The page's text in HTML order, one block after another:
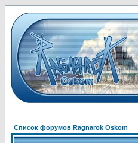
Список форумов Ragnarok Oskom